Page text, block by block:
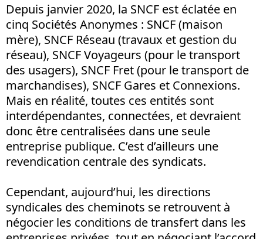
Depuis janvier 2020, la SNCF est éclatée en
cinq Sociétés Anonymes : SNCF (maison
mère), SNCF Réseau (travaux et gestion du
réseau), SNCF Voyageurs (pour le transport
des usagers), SNCF Fret (pour le transport de
marchandises), SNCF Gares et Connexions.
Mais en réalité, toutes ces entités sont
interdépendantes, connectées, et devraient
donc être centralisées dans une seule
entreprise publique. C’est d’ailleurs une
revendication centrale des syndicats.
Cependant, aujourd’hui, les directions
syndicales des cheminots se retrouvent à
négocier les conditions de transfert dans les